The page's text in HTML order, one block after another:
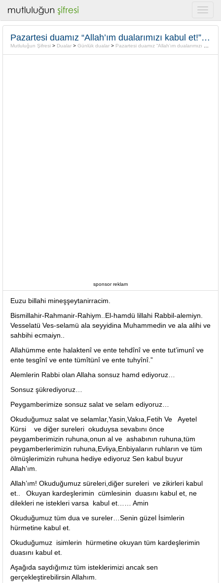
Pazartesi duamız “Allah’ım dualarımızı kabul et!” Amin
Mutluluğun Şifresi > Dualar > Günlük dualar > Pazartesi duamız “Allah’ım dualarımızı kabul et!” Amin
sponsor reklam
Euzu billahi mineşşeytanirracim.
Bismillahir-Rahmanir-Rahiym..El-hamdü lillahi Rabbil-alemiyn.
Vesselatü Ves-selamü ala seyyidina Muhammedin ve ala alihi ve
sahbihi ecmaiyn..
Allahümme ente halaktenî ve ente tehdînî ve ente tut’imunî ve
ente tesgînî ve ente tümîtünî ve ente tuhyînî.”
Alemlerin Rabbi olan Allaha sonsuz hamd ediyoruz…
Sonsuz şükrediyoruz…
Peygamberimize sonsuz salat ve selam ediyoruz…
Okuduğumuz salat ve selamlar,Yasin,Vakıa,Fetih Ve Ayetel
Kürsi ve diğer sureleri okuduysa sevabını önce
peygamberimizin ruhuna,onun al ve ashabının ruhuna,tüm
peygamberlerimizin ruhuna,Evliya,Enbiyaların ruhların ve tüm
ölmüşlerimizin ruhuna hediye ediyoruz Sen kabul buyur
Allah’ım.
Allah’ım! Okuduğumuz süreleri,diğer sureleri ve zikirleri kabul
et.. Okuyan kardeşlerimin cümlesinin duasını kabul et, ne
dilekleri ne istekleri varsa kabul et…… Amin
Okuduğumuz tüm dua ve sureler…Senin güzel İsimlerin
hürmetine kabul et.
Okuduğumuz isimlerin hürmetine okuyan tüm kardeşlerimin
duasını kabul et.
Aşağıda saydığımız tüm isteklerimizi ancak sen
gerçekleştirebilirsin Allahım.